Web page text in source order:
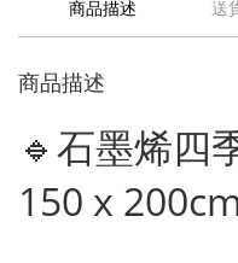
商品描述 送
商品描述
🔹石墨烯四
150 x